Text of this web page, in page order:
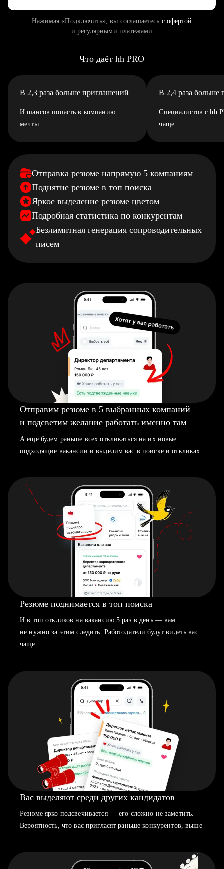
Нажимая «Подключить», вы соглашаетесь с офертой
и регулярными платежами
Что даёт hh PRO
В 2,3 раза больше приглашений
И шансов попасть в компанию
мечты
В 2,4 раза больше
Специалистов с hh
чаще
Отправка резюме напрямую 5 компаниям
Поднятие резюме в топ поиска
Яркое выделение резюме цветом
Подробная статистика по конкурентам
Безлимитная генерация сопроводительных
писем
Отправим резюме в 5 выбранных компаний
и подсветим желание работать именно там
А ещё будем раньше всех откликаться на их новые
подходящие вакансии и выделим вас в поиске и откликах
Резюме поднимается в топ поиска
И в топ откликов на вакансию 5 раз в день — вам
не нужно за этим следить. Работодатели будут видеть вас
чаще
Вас выделяют среди других кандидатов
Резюме ярко подсвечивается — его сложно не заметить.
Вероятность, что вас пригласят раньше конкурентов, выше